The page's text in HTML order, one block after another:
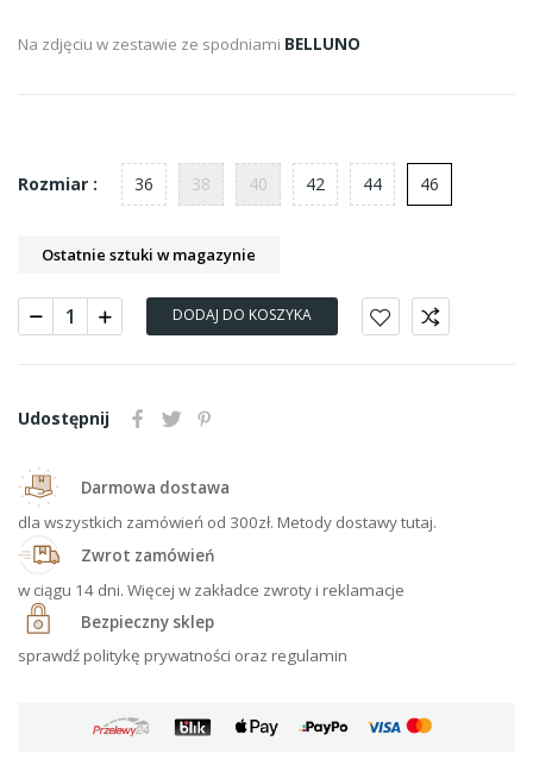
Na zdjęciu w zestawie ze spodniami BELLUNO
Rozmiar : 36 38 40 42 44 46
Ostatnie sztuki w magazynie
DODAJ DO KOSZYKA
Udostępnij
Darmowa dostawa
dla wszystkich zamówień od 300zł. Metody dostawy tutaj.
Zwrot zamówień
w ciągu 14 dni. Więcej w zakładce zwroty i reklamacje
Bezpieczny sklep
sprawdź politykę prywatności oraz regulamin